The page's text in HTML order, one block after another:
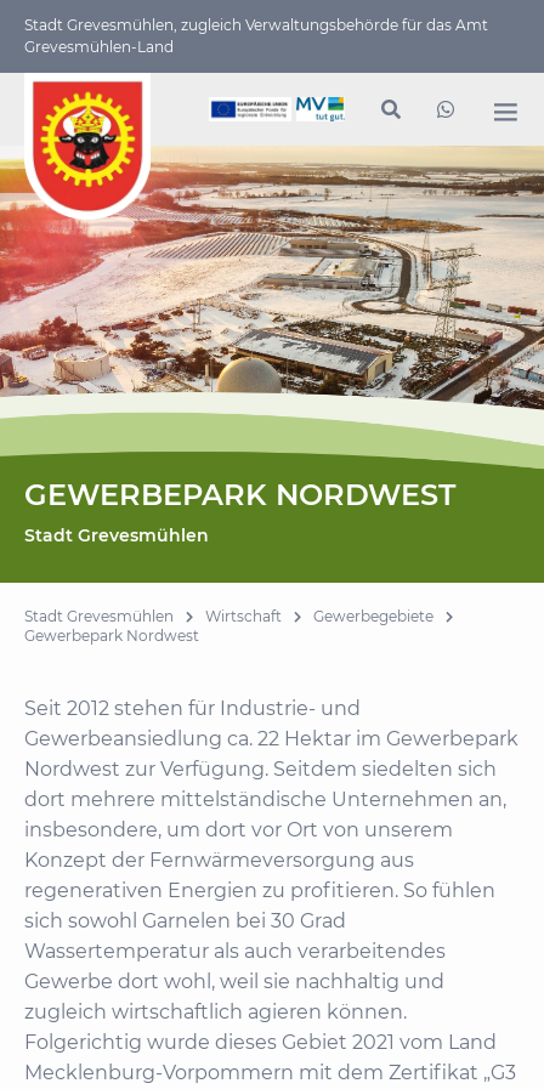
Stadt Grevesmühlen, zugleich Verwaltungs­behörde für das Amt
Grevesmühlen-Land
GEWERBEPARK NORDWEST
Stadt Grevesmühlen
Stadt Grevesmühlen Wirtschaft
Gewerbegebiete
Gewerbepark Nordwest
Seit 2012 stehen für Industrie- und
Gewerbeansiedlung ca. 22 Hektar im Gewerbepark
Nordwest zur Verfügung. Seitdem siedelten sich
dort mehrere mittelständische Unternehmen an,
insbesondere, um dort vor Ort von unserem
Konzept der Fernwärmeversorgung aus
regenerativen Energien zu profitieren. So fühlen
sich sowohl Garnelen bei 30 Grad
Wassertemperatur als auch verarbeitendes
Gewerbe dort wohl, weil sie nachhaltig und
zugleich wirtschaftlich agieren können.
Folgerichtig wurde dieses Gebiet 2021 vom Land
Mecklenburg-Vorpommern mit dem Zertifikat „G3